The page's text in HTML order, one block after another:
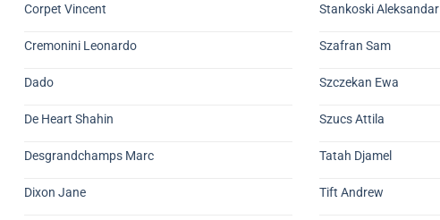
Corpet Vincent
Cremonini Leonardo
Dado
De Heart Shahin
Desgrandchamps Marc
Dixon Jane
Stankoski Aleksandar
Szafran Sam
Szczekan Ewa
Szucs Attila
Tatah Djamel
Tift Andrew